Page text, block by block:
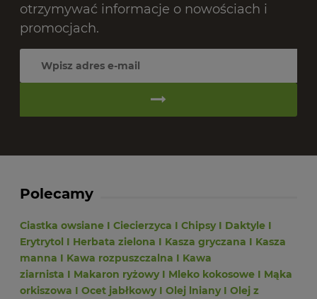
otrzymywać informacje o nowościach i
promocjach.
Polecamy
Ciastka owsiane I Ciecierzyca I ChipsyI Daktyle I
Erytrytol I Herbata zielona I Kasza gryczana I Kasza
manna I Kawa rozpuszczalna I Kawa
ziarnista I Makaron ryżowyI Mleko kokosowe I Mąka
orkiszowa I Ocet jabłkowyI Olej lnianyI Olej z